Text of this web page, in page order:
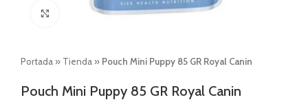
Click to enlarge
Portada » Tienda » Pouch Mini Puppy 85 GR Royal Canin
Pouch Mini Puppy 85 GR Royal Canin